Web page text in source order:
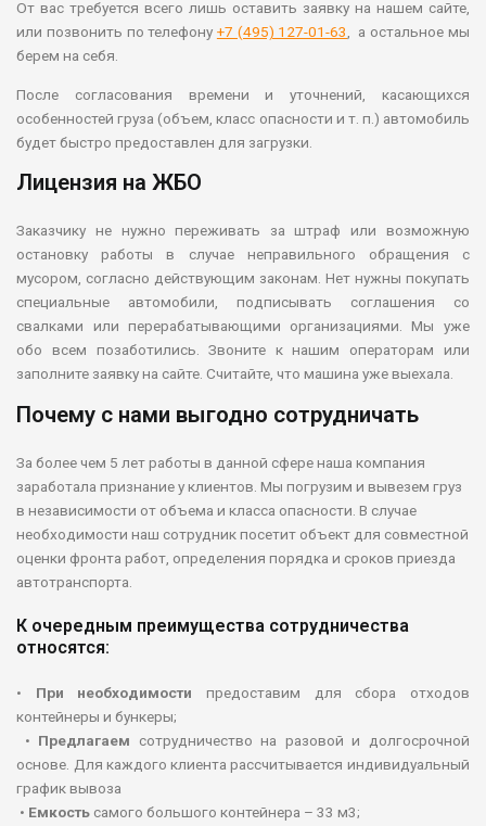
От вас требуется всего лишь оставить заявку на нашем сайте,
или позвонить по телефону +7 (495) 127-01-63
, а остальное мы
берем на себя.
После согласования времени и уточнений, касающихся
особенностей груза (объем, класс опасности и т. п.) автомобиль
будет быстро предоставлен для загрузки.
Лицензия на ЖБО
Заказчику не нужно переживать за штраф или возможную
остановку работы в случае неправильного обращения с
мусором, согласно действующим законам. Нет нужны покупать
специальные автомобили, подписывать соглашения со
свалками или перерабатывающими организациями. Мы уже
обо всем позаботились. Звоните к нашим операторам или
заполните заявку на сайте. Считайте, что машина уже выехала.
Почему с нами выгодно сотрудничать
За более чем 5 лет работы в данной сфере наша компания
заработала признание у клиентов. Мы погрузим и вывезем груз
в независимости от объема и класса опасности. В случае
необходимости наш сотрудник посетит объект для совместной
оценки фронта работ, определения порядка и сроков приезда
автотранспорта.
К очередным преимущества сотрудничества
относятся:
• При необходимости предоставим для сбора отходов
контейнеры и бункеры;
• Предлагаем сотрудничество на разовой и долгосрочной
основе. Для каждого клиента рассчитывается индивидуальный
график вывоза
• Емкость самого большого контейнера – 33 м3;